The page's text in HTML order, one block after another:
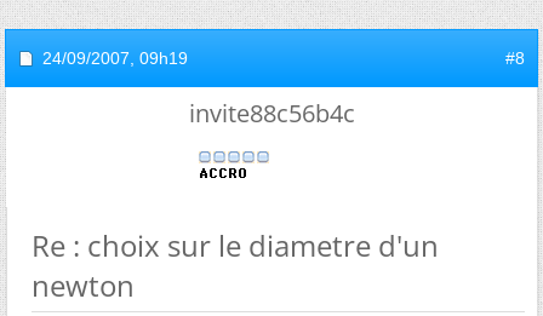
24/09/2007, 09h19 #8
invite88c56b4c
Re : choix sur le diametre d'un
newton